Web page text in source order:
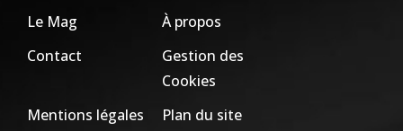
Le Mag
À propos
Contact
Gestion des
Cookies
Mentions légales
Plan du site